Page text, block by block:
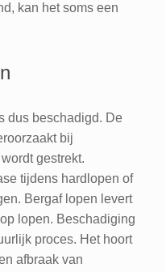
kan het soms een
dus beschadigd. De
bij
gestrekt.
tijdens hardlopen of
Bergaf lopen levert
lopen. Beschadiging
proces. Het hoort
afbraak van